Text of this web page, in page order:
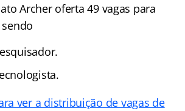
Archer oferta 49 vagas para
ver a distribuição de vagas de